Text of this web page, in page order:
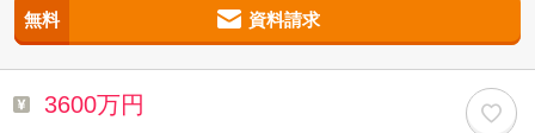
無料 資料請求
3600万円